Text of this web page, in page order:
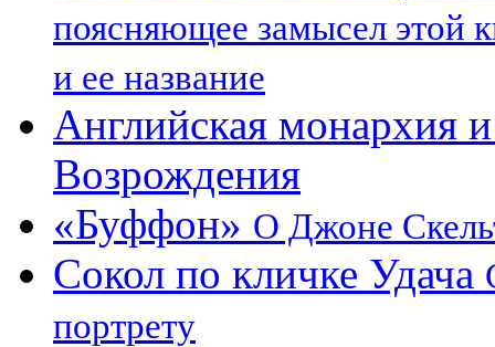
поясняющее замысел этой
и ее название
Английская монархия
Возрождения
«Буффон» О Джоне
Сокол по кличке Удача
портрету